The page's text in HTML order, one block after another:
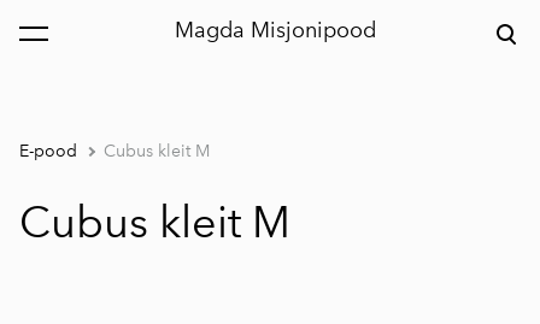
Magda Misjonipood
lisati ostukorvi. Vaata ostukorvi
E-pood Cubus kleit M
Cubus kleit M